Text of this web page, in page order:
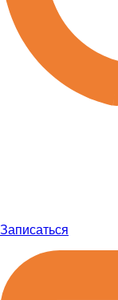
Записаться